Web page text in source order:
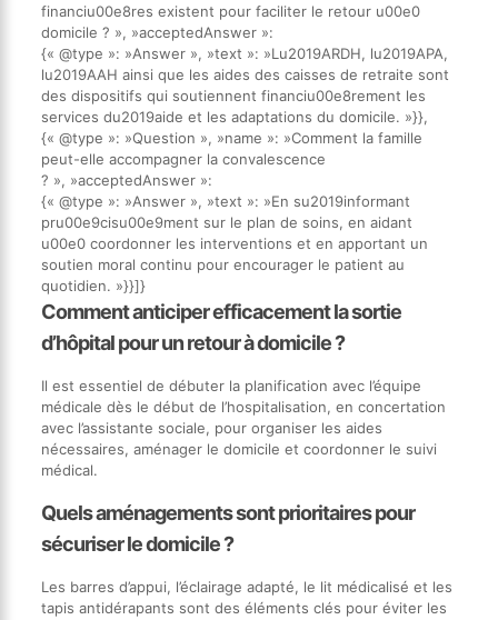
financiu00e8res existent pour faciliter le retour u00e0
domicile ? », »acceptedAnswer »:
{« @type »: »Answer », »text »: »Lu2019ARDH, lu2019APA,
lu2019AAH ainsi que les aides des caisses de retraite sont
des dispositifs qui soutiennent financiu00e8rement les
services du2019aide et les adaptations du domicile. »}},
{« @type »: »Question », »name »: »Comment la famille
peut-elle accompagner la convalescence
? », »acceptedAnswer »:
{« @type »: »Answer », »text »: »En su2019informant
pru00e9cisu00e9ment sur le plan de soins, en aidant
u00e0 coordonner les interventions et en apportant un
soutien moral continu pour encourager le patient au
quotidien. »}}]}
Comment anticiper efficacement la sortie
d’hôpital pour un retour à domicile ?
Il est essentiel de débuter la planification avec l’équipe
médicale dès le début de l’hospitalisation, en concertation
avec l’assistante sociale, pour organiser les aides
nécessaires, aménager le domicile et coordonner le suivi
médical.
Quels aménagements sont prioritaires pour
sécuriser le domicile ?
Les barres d’appui, l’éclairage adapté, le lit médicalisé et les
tapis antidérapants sont des éléments clés pour éviter les